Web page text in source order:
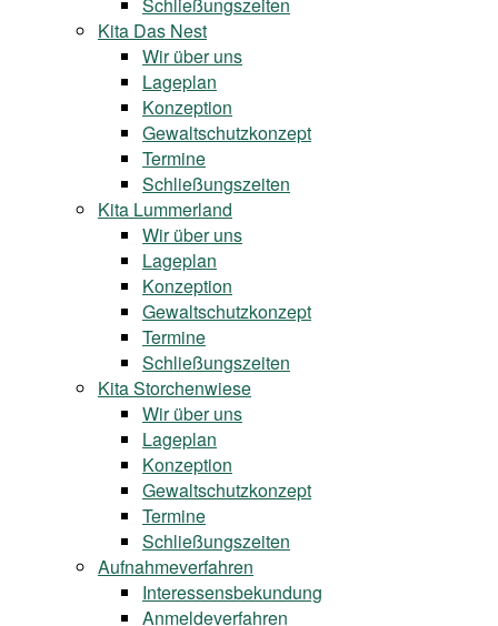
Kita Das Nest
Wir über uns
Lageplan
Konzeption
Gewaltschutzkonzept
Termine
Schließungszeiten
Kita Lummerland
Wir über uns
Lageplan
Konzeption
Gewaltschutzkonzept
Termine
Schließungszeiten
Kita Storchenwiese
Wir über uns
Lageplan
Konzeption
Gewaltschutzkonzept
Termine
Schließungszeiten
Aufnahmeverfahren
Interessensbekundung
Anmeldeverfahren